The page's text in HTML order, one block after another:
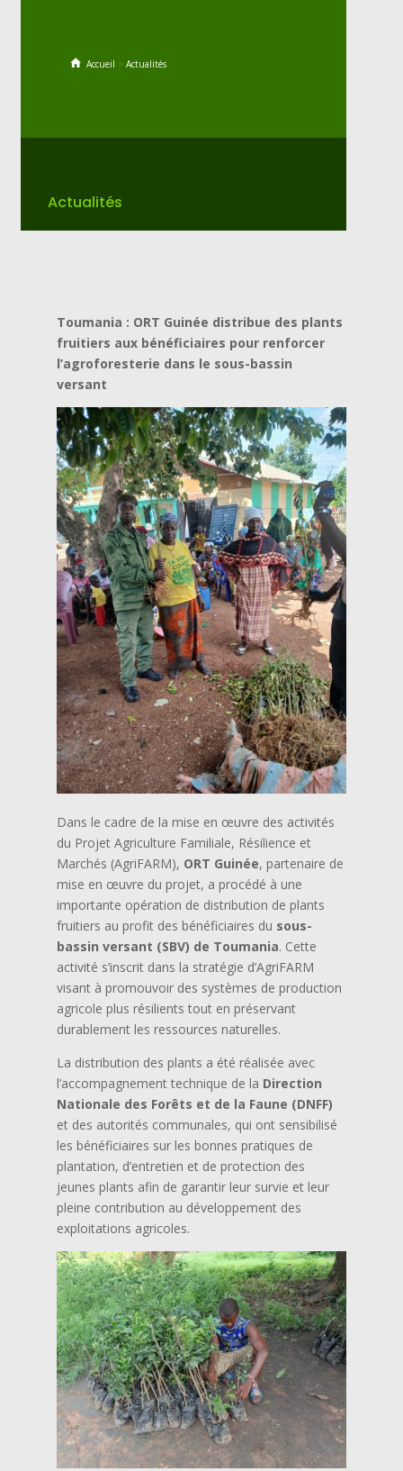
Accueil > Actualités
Actualités
Toumania : ORT Guinée distribue des plants
fruitiers aux bénéficiaires pour renforcer
l’agroforesterie dans le sous-bassin
versant
Dans le cadre de la mise en œuvre des activités
du Projet Agriculture Familiale, Résilience et
Marchés (AgriFARM), ORT Guinée, partenaire de
mise en œuvre du projet, a procédé à une
importante opération de distribution de plants
fruitiers au profit des bénéficiaires du sous-
bassin versant (SBV) de Toumania. Cette
activité s’inscrit dans la stratégie d’AgriFARM
visant à promouvoir des systèmes de production
agricole plus résilients tout en préservant
durablement les ressources naturelles.
La distribution des plants a été réalisée avec
l’accompagnement technique de la Direction
Nationale des Forêts et de la Faune (DNFF)
et des autorités communales, qui ont sensibilisé
les bénéficiaires sur les bonnes pratiques de
plantation, d’entretien et de protection des
jeunes plants afin de garantir leur survie et leur
pleine contribution au développement des
exploitations agricoles.